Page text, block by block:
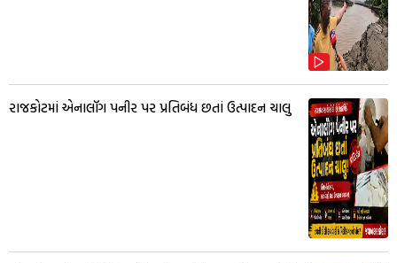
રાજકોટમાં એનાલૉગ પનીર પર પ્રતિબંધ છતાં ઉત્પાદન ચાલુ